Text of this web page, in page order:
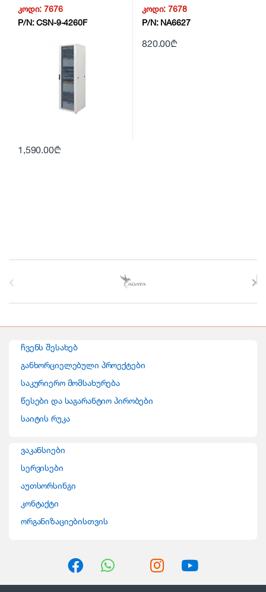
კოდი:7676
P/N:CSN-9-4260F
1,590.00₾
კოდი:7678
P/N: NA6627
820.00₾
ჩვენს შესახებ
განხორციელებული პროექტები
საკურიერო მომსახურება
წესები და საგარანტიო პირობები
საიტის რუკა
ვაკანსიები
სერვისები
აუთსორსინგი
კონტაქტი
ორგანიზაციებისთვის